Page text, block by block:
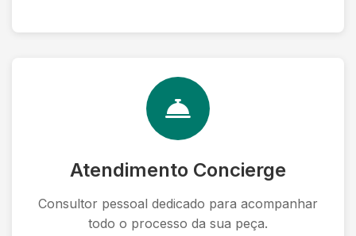
Atendimento Concierge
Consultor pessoal dedicado para acompanhar
todo o processo da sua peça.